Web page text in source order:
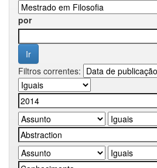
por
Filtros correntes: